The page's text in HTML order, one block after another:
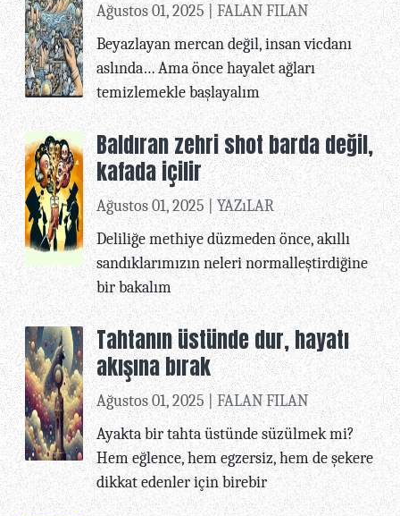
Ağustos 01, 2025 | FALAN FILAN
Beyazlayan mercan değil, insan vicdanı
aslında… Ama önce hayalet ağları
temizlemekle başlayalım
Baldıran zehri shot barda değil,
kafada içilir
Ağustos 01, 2025 | YAZıLAR
Deliliğe methiye düzmeden önce, akıllı
sandıklarımızın neleri normalleştirdiğine
bir bakalım
Tahtanın üstünde dur, hayatı
akışına bırak
Ağustos 01, 2025 |FALAN FILAN
Ayakta bir tahta üstünde süzülmek mi?
Hem eğlence, hem egzersiz, hem de şekere
dikkat edenler için birebir